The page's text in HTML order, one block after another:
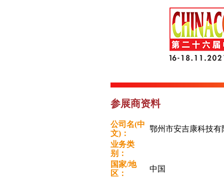
参展商资料
公司名(中
文)：
鄂州市安吉康科技
业务类
别：
国家/地
区：
中国